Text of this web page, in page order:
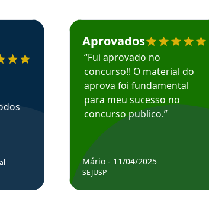
o Aprova Concursos em depoimento
Estudante Mário recomenda o
Aprovados
“Fui aprovado no
concurso!! O material do
aprova foi fundamental
para meu sucesso no
concurso publico.”
Mário - 11/04/2025
SEJUSP